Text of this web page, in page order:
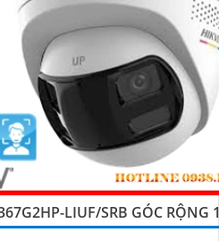
LIUF/SRB GÓC RỘNG